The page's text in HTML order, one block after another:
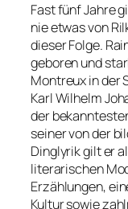
Fast fünf Jahre
nie etwas von
dieser Folge.
geboren und
Montreux in der
Karl Wilhelm
der
seiner von der
Dinglyrik gilt er
literarischen
Erzählungen,
Kultur sowie